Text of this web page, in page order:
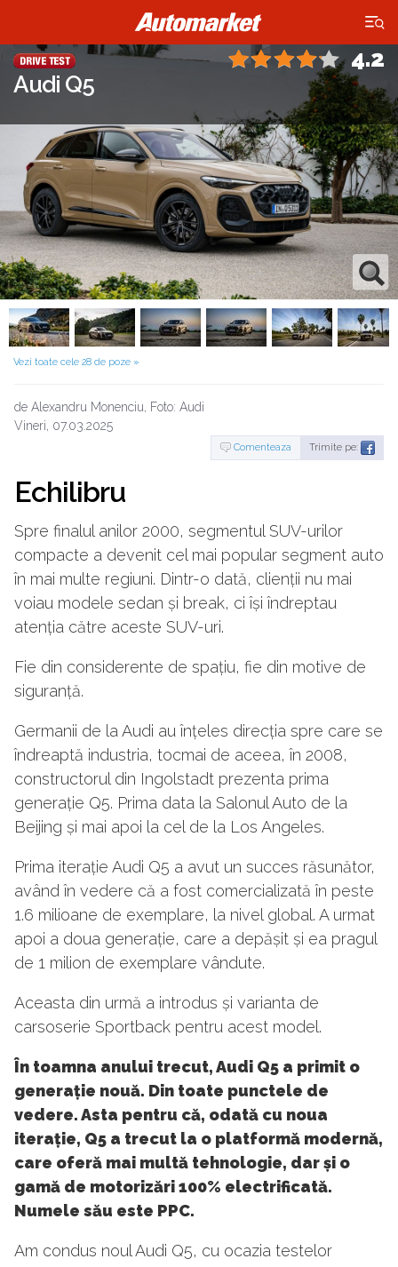
×
Audi Q5
4.2
Vezi toate cele 28 de poze »
de Alexandru Monenciu, Foto: Audi
Vineri, 07.03.2025
Comenteaza Trimite pe:
Echilibru
Spre finalul anilor 2000, segmentul SUV-urilor
compacte a devenit cel mai popular segment auto
în mai multe regiuni. Dintr-o dată, clienții nu mai
voiau modele sedan și break, ci își îndreptau
atenția către aceste SUV-uri.
Fie din considerente de spațiu, fie din motive de
siguranță.
Germanii de la Audi au înțeles direcția spre care se
îndreaptă industria, tocmai de aceea, în 2008,
constructorul din Ingolstadt prezenta prima
generație Q5. Prima data la Salonul Auto de la
Beijing și mai apoi la cel de la Los Angeles.
Prima iterație Audi Q5 a avut un succes răsunător,
având în vedere că a fost comercializată în peste
1.6 milioane de exemplare, la nivel global. A urmat
apoi a doua generație, care a depășit și ea pragul
de 1 milion de exemplare vândute.
Aceasta din urmă a introdus și varianta de
carsoserie Sportback pentru acest model.
În toamna anului trecut, Audi Q5 a primit o
generație nouă. Din toate punctele de
vedere. Asta pentru că, odată cu noua
iterație, Q5 a trecut la o platformă modernă,
care oferă mai multă tehnologie, dar și o
gamă de motorizări 100% electrificată.
Numele său este PPC.
Am condus noul Audi Q5, cu ocazia testelor